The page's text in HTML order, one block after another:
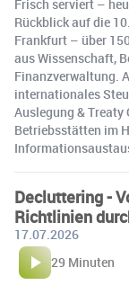
Frisch serviert –
Rückblick auf die
Frankfurt – über
aus Wissenschaft,
Finanzverwaltung.
internationales
Auslegung & Treaty
Betriebsstätten im
Decluttering -
Richtlinien
17.07.2026
29 Minuten